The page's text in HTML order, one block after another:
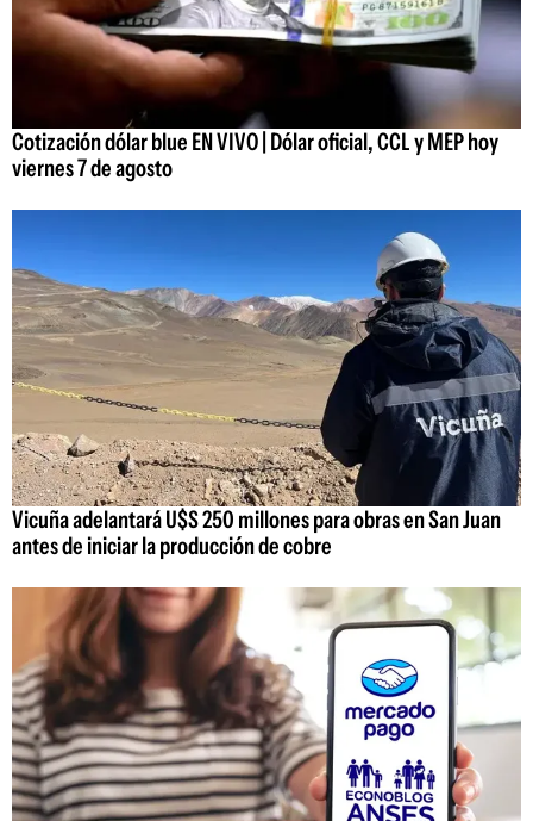
Cotización dólar blue EN VIVO | Dólar oficial, CCL y MEP hoy
viernes 7 de agosto
Vicuña adelantará U$S 250 millones para obras en San Juan
antes de iniciar la producción de cobre